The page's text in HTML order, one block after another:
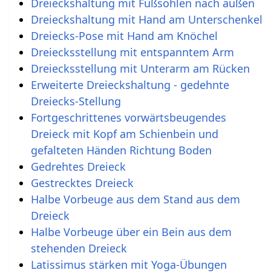
Dreieckshaltung mit Fußsohlen nach außen
Dreieckshaltung mit Hand am Unterschenkel
Dreiecks-Pose mit Hand am Knöchel
Dreiecksstellung mit entspanntem Arm
Dreiecksstellung mit Unterarm am Rücken
Erweiterte Dreieckshaltung - gedehnte
Dreiecks-Stellung
Fortgeschrittenes vorwärtsbeugendes
Dreieck mit Kopf am Schienbein und
gefalteten Händen Richtung Boden
Gedrehtes Dreieck
Gestrecktes Dreieck
Halbe Vorbeuge aus dem Stand aus dem
Dreieck
Halbe Vorbeuge über ein Bein aus dem
stehenden Dreieck
Latissimus stärken mit Yoga-Übungen